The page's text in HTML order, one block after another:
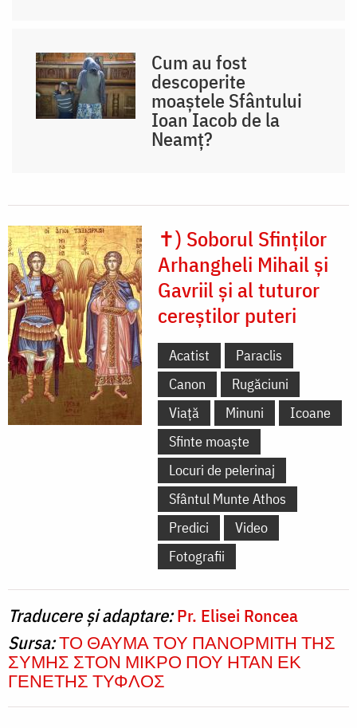
Cum au fost
descoperite
moaștele Sfântului
Ioan Iacob de la
Neamț?
✝) Soborul Sfinților
Arhangheli Mihail și
Gavriil și al tuturor
cereștilor puteri
Acatist
Paraclis
Canon
Rugăciuni
Viață
Minuni
Icoane
Sfinte moaște
Locuri de pelerinaj
Sfântul Munte Athos
Predici
Video
Fotografii
Traducere și adaptare:Pr. Elisei Roncea
Sursa:ΤΟ ΘΑΥΜΑ ΤΟΥ ΠΑΝΟΡΜΙΤΗ ΤΗΣ
ΣΥΜΗΣ ΣΤΟΝ ΜΙΚΡΟ ΠΟΥ ΗΤΑΝ ΕΚ
ΓΕΝΕΤΗΣ ΤΥΦΛΟΣ